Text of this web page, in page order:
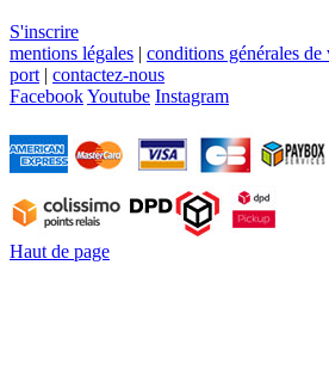
S'inscrire
mentions légales | conditions générales de
port | contactez-nous
FacebookYoutube Instagram
Haut de page